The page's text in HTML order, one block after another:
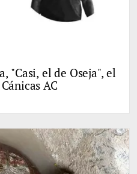
"Casi, el de Oseja", el
AC